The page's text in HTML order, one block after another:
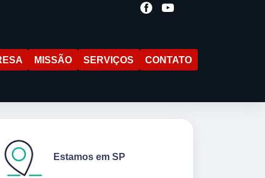
MISSÃO SERVIÇOS CONTATO
Estamos em SP